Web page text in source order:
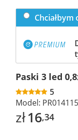
Paski 3 led
5
Model: PR014115
zł16,34